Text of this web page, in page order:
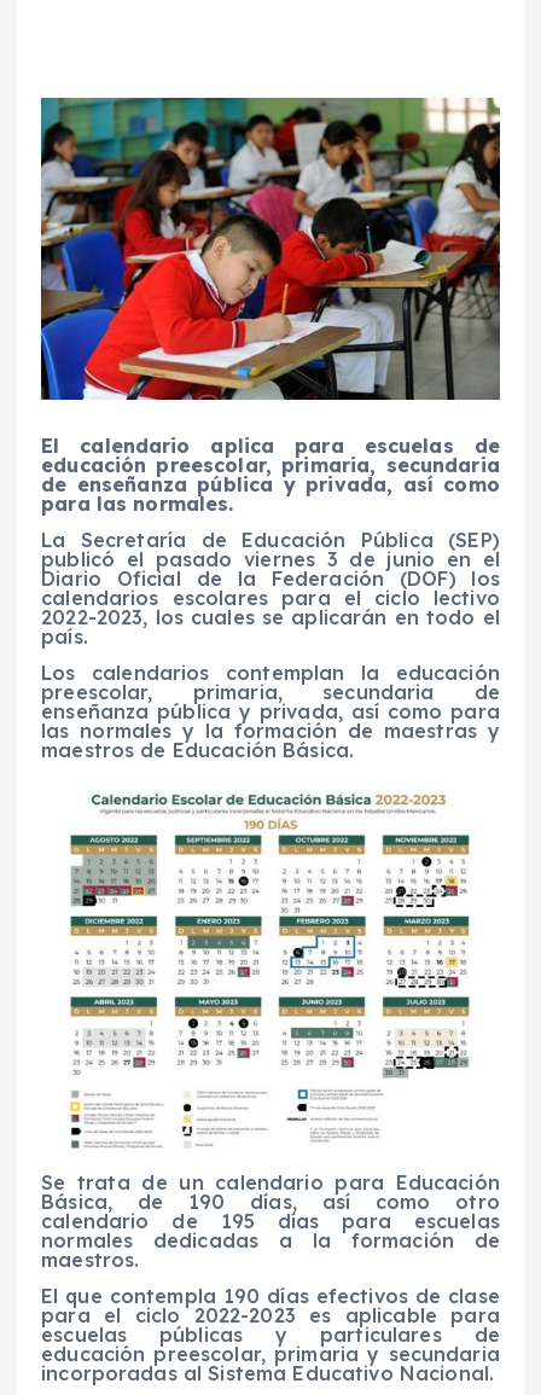
El calendario aplica para escuelas de
educación preescolar, primaria, secundaria
de enseñanza pública y privada, así como
para las normales.
La Secretaría de Educación Pública (SEP)
publicó el pasado viernes 3 de junio en el
Diario Oficial de la Federación (DOF) los
calendarios escolares para el ciclo lectivo
2022-2023, los cuales se aplicarán en todo el
país.
Los calendarios contemplan la educación
preescolar, primaria, secundaria de
enseñanza pública y privada, así como para
las normales y la formación de maestras y
maestros de Educación Básica.
Se trata de un calendario para Educación
Básica, de 190 días, así como otro
calendario de 195 días para escuelas
normales dedicadas a la formación de
maestros.
El que contempla 190 días efectivos de clase
para el ciclo 2022-2023 es aplicable para
escuelas públicas y particulares de
educación preescolar, primaria y secundaria
incorporadas al Sistema Educativo Nacional.